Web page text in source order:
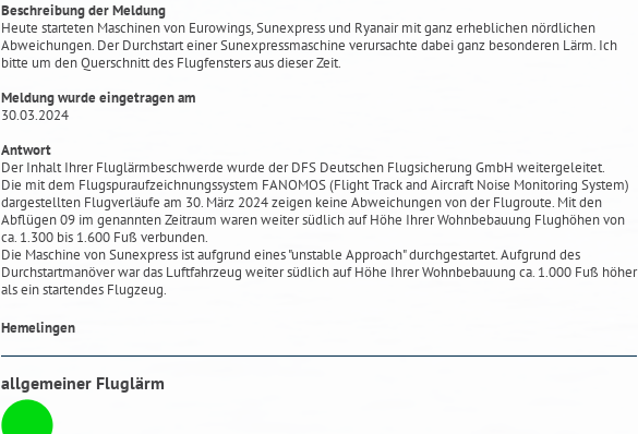
Beschreibung der Meldung
Heute starteten Maschinen von Eurowings, Sunexpress und Ryanair mit ganz erheblichen nördlichen
Abweichungen. Der Durchstart einer Sunexpressmaschine verursachte dabei ganz besonderen Lärm. Ich
bitte um den Querschnitt des Flugfensters aus dieser Zeit.
Meldung wurde eingetragen am
30.03.2024
Antwort
Der Inhalt Ihrer Fluglärmbeschwerde wurde der DFS Deutschen Flugsicherung GmbH weitergeleitet.
Die mit dem Flugspuraufzeichnungssystem FANOMOS (Flight Track and Aircraft Noise Monitoring System)
dargestellten Flugverläufe am 30. März 2024 zeigen keine Abweichungen von der Flugroute. Mit den
Abflügen 09 im genannten Zeitraum waren weiter südlich auf Höhe Ihrer Wohnbebauung Flughöhen von
ca. 1.300 bis 1.600 Fuß verbunden.
Die Maschine von Sunexpress ist aufgrund eines "unstable Approach" durchgestartet. Aufgrund des
Durchstartmanöver war das Luftfahrzeug weiter südlich auf Höhe Ihrer Wohnbebauung ca. 1.000 Fuß höher
als ein startendes Flugzeug.
Hemelingen
allgemeiner Fluglärm